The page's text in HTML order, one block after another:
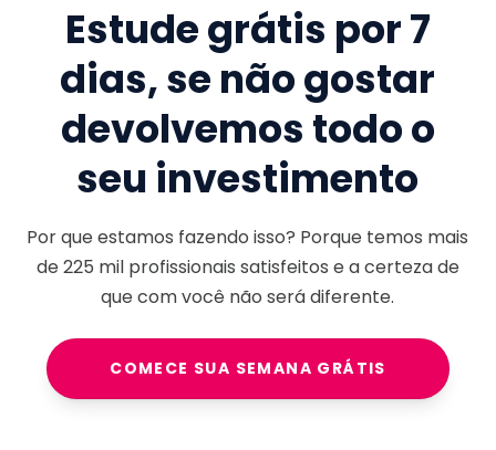
Estude grátis por 7
dias, se não gostar
devolvemos todo o
seu investimento
Por que estamos fazendo isso? Porque temos mais
de225 milprofissionais satisfeitos e a certeza de
que com você não será diferente.
COMECE SUA SEMANA GRÁTIS